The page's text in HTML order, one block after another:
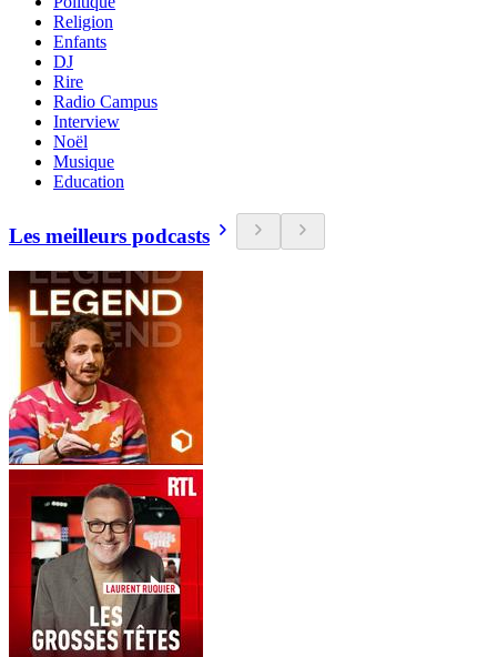
Religion
Enfants
DJ
Rire
Radio Campus
Interview
Noël
Musique
Education
Les meilleurs podcasts